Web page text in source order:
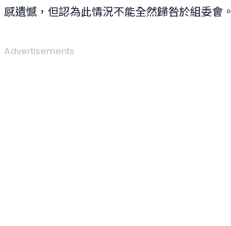
感遺憾，但認為此情況不能全然歸咎於組委會。
Advertisements